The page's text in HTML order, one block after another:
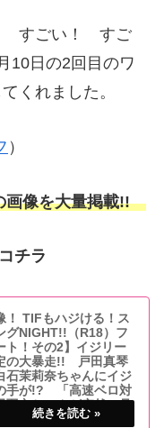
すごい！ すご
10 日の2 回目のワ
くれました。
）
画像を大量掲載!!
チラ
！ TIFもハジける！ス
グNIGHT!!（R18）フ
ト！その2】イジリー
の大暴走!! 戸田真琴
石茉莉奈ちゃんにイジ
手が!? 「高速ベロ対
羽衣ちゃんが突然の号
由とは!?